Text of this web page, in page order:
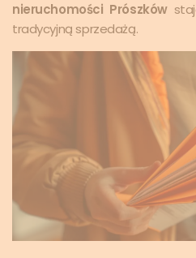
nieruchomości Prószków
tradycyjną sprzedażą.